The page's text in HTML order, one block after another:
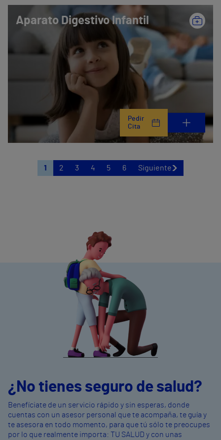
Aparato Digestivo Infantil
Pedir
Cita
1 2 3 4 5 6 Siguiente
¿No tienes seguro de salud?
Benefíciate de un servicio rápido y sin esperas, donde
cuentas con un asesor personal que te acompaña, te guía y
te asesora en todo momento, para que tú sólo te preocupes
por lo que realmente importa: TU SALUD y con unas